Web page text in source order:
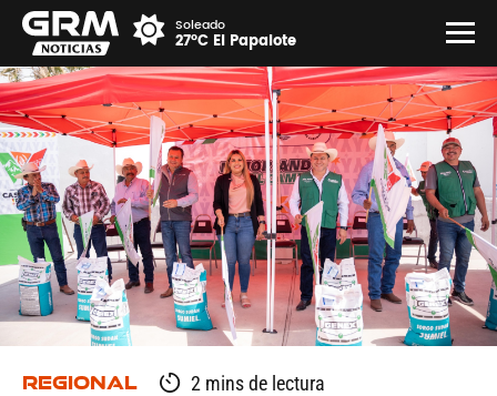
Soleado
27°C El Papalote
REGIONAL 2 mins de lectura